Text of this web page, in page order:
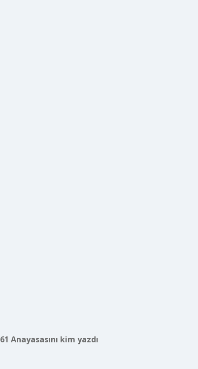
61 Anayasasını kim yazdı